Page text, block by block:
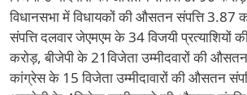
विधानसभा में विधायकों की औसतन संपत्ति
संपत्ति दलवार जेएमएम के 34 विजयी
करोड़, बीजेपी के 21विजेता उम्मीदवारों की
कांग्रेस के 15 विजेता उम्मीदावारों की औसतन